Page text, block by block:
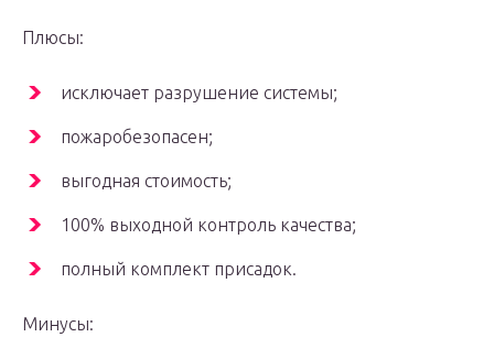
Плюсы:
исключает разрушение системы;
пожаробезопасен;
выгодная стоимость;
100% выходной контроль качества;
полный комплект присадок.
Минусы: